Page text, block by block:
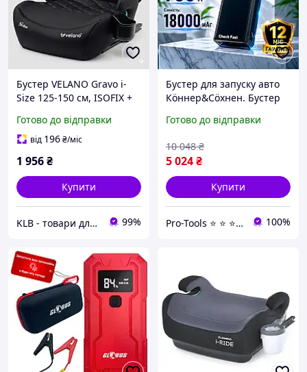
Бустер VELANO Gravo i-
Size 125-150 см, ISOFIX +
Готово до відправки
від 196₴/міс
1 956₴
Купити
KLB - товари для дому, дітей та тварин 99%
Бустер для запуску авто
Кöннер&Сöхнен. Бустер
багатофункціональний
бустер
багатофункціональний
Готово до відправки
5 024₴
10 048 ₴
Купити
Pro-Tools ⭐ ⭐ ⭐ ⭐ ⭐ 100%